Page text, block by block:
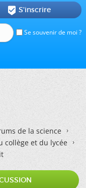
Se souvenir de moi ?
 S'inscrire
de la science
collège et du lycée